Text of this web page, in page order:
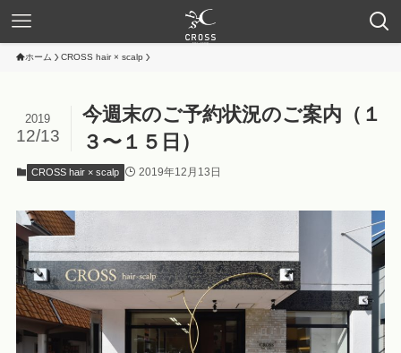
ホーム CROSS hair × scalp
今週末のご予約状況のご案内（１
３〜１５日）
2019
12/13
CROSS hair × scalp 2019年12月13日